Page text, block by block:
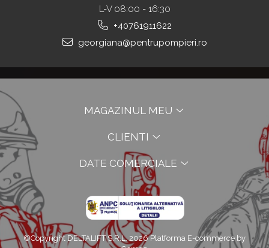
L-V 08:00 - 16:30
+40761911622
georgiana@pentrupompieri.ro
MAGAZINUL MEU
CLIENTI
DATE COMERCIALE
©Copyright DELTALIFT S.R.L. 2026Platforma E-commerce by